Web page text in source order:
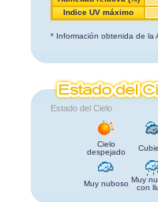
Indice UV máximo
* Información obtenida de la
Estado del Cielo
Cielo
despejado
Muy nuboso Muy
con